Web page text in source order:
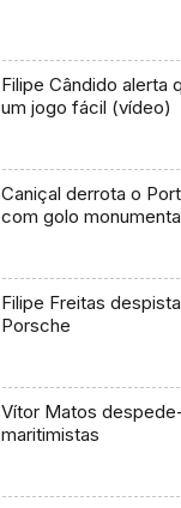
Filipe Cândido alerta
um jogo fácil (vídeo)
Caniçal derrota o
com golo
Filipe Freitas
Porsche
Vítor Matos
maritimistas